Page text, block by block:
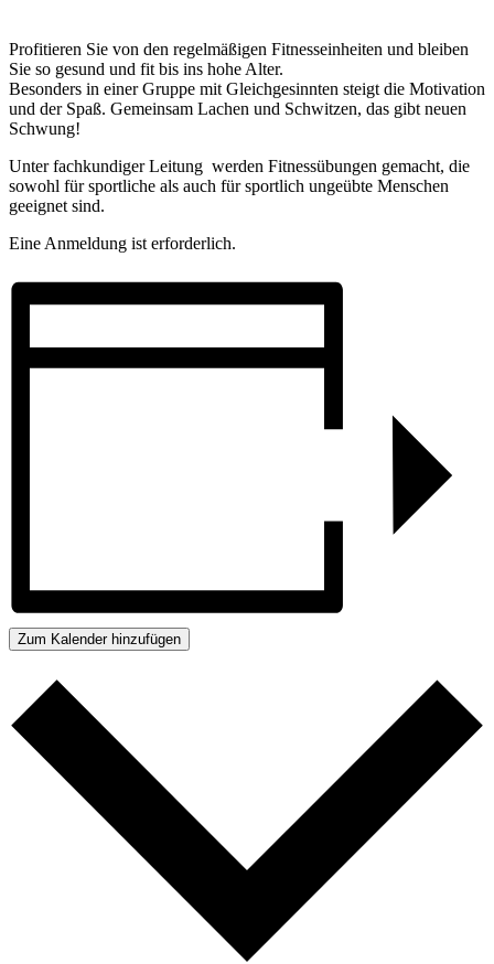
Profitieren Sie von den regelmäßigen Fitnesseinheiten und bleiben
Sie so gesund und fit bis ins hohe Alter.
Besonders in einer Gruppe mit Gleichgesinnten steigt die Motivation
und der Spaß. Gemeinsam Lachen und Schwitzen, das gibt neuen
Schwung!
Unter fachkundiger Leitung werden Fitnessübungen gemacht, die
sowohl für sportliche als auch für sportlich ungeübte Menschen
geeignet sind.
Eine Anmeldung ist erforderlich.
Zum Kalender hinzufügen